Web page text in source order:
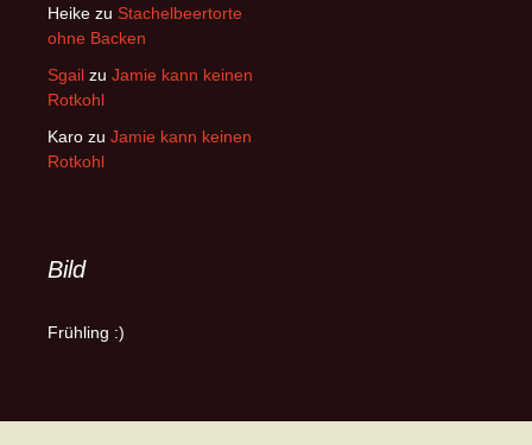
Heike zu Stachelbeertorte
ohne Backen
Sgail zu Jamie kann keinen
Rotkohl
Karo zu Jamie kann keinen
Rotkohl
Bild
Frühling :)